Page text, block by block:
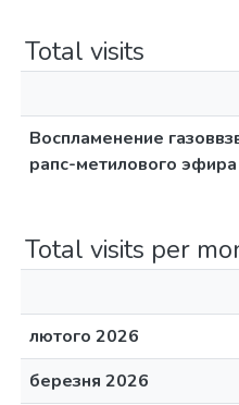
Total visits
Воспламенение
рапс-метилового
Total visits per
лютого 2026
березня 2026